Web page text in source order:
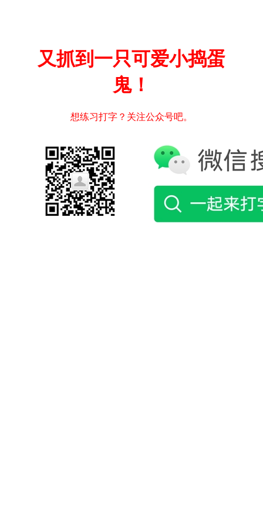
又抓到一只可爱小捣蛋
鬼！
想练习打字？关注公众号吧。